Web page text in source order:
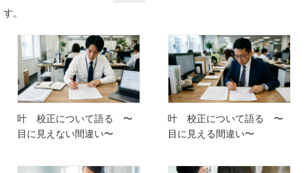
す。
叶 校正について語る 〜
目に見えない間違い〜
叶 校正について語る 〜
目に見える間違い〜